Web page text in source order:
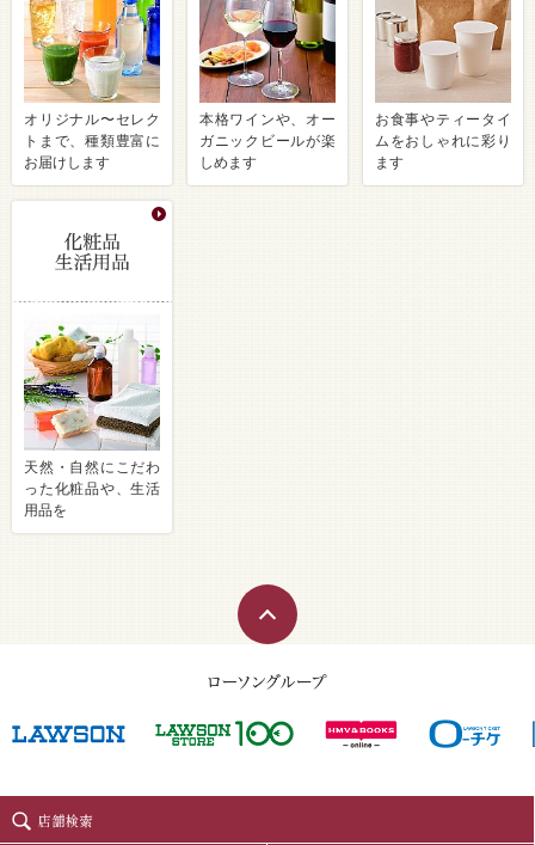
オリジナル〜セレク
トまで、種類豊富に
お届けします
本格ワインや、オー
ガニックビールが楽
しめます
お食事やティータイ
ムをおしゃれに彩り
ます
天然・自然にこだわ
った化粧品や、生活
用品を